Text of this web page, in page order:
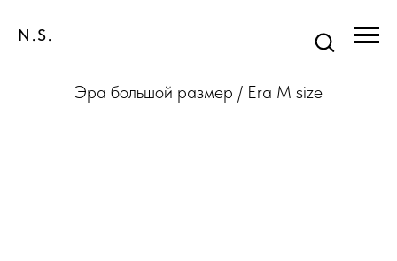
N.S.
Эра большой размер / Era M size